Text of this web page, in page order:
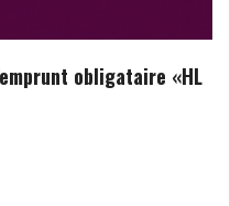
SIHEM BOUG...
obligataire «HL